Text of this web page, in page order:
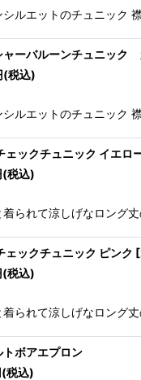
シルエットのチュニッ
ャーバルーンチュニック
(税込)
シルエットのチュニッ
ェックチュニック イエロ
(税込)
着られて涼しげなロン
ェックチュニック ピンク [
(税込)
着られて涼しげなロン
トボアエプロン
(税込)